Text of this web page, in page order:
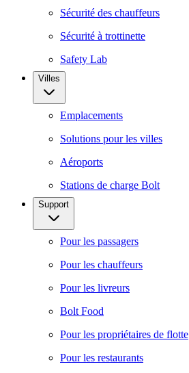
Sécurité des chauffeurs
Sécurité à trottinette
Safety Lab
Villes
Emplacements
Solutions pour les villes
Aéroports
Stations de charge Bolt
Support
Pour les passagers
Pour les chauffeurs
Pour les livreurs
Bolt Food
Pour les propriétaires de flotte
Pour les restaurants